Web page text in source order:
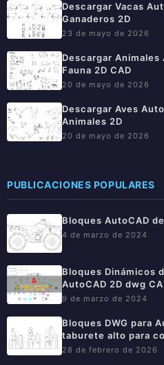
Descargar Vacas
Ganaderos 2D
23 de mayo de 2026
Descargar Animales
Fauna 2D CAD
20 de mayo de 2026
Descargar Aves
Animales 2D
20 de mayo de 2026
PUBLICACIONES POPULARES
Bloques AutoCAD
4 de marzo de 2024
Bloques Dinámicos
AutoCAD 2D dwg
9 de marzo de 2024
Bloques DWG para
taburete alto para
28 de febrero de 2026